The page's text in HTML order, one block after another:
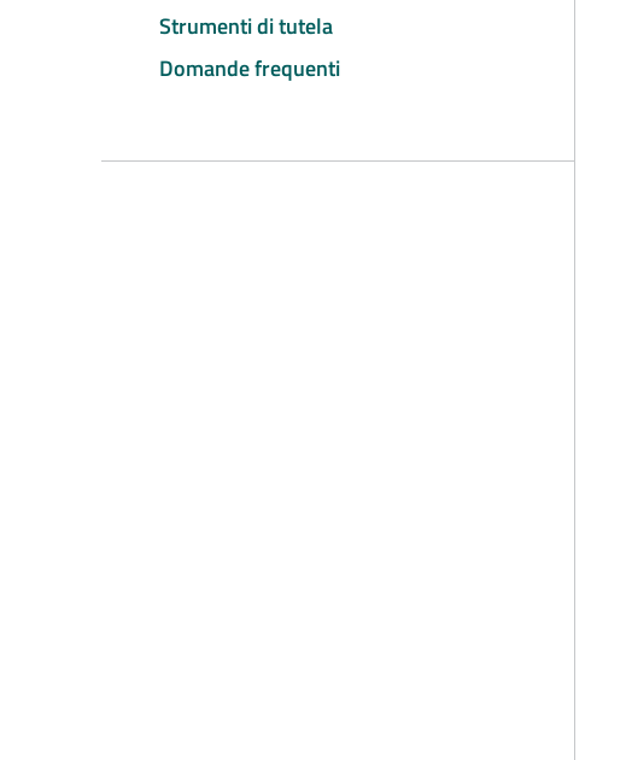
Strumenti di tutela
Domande frequenti